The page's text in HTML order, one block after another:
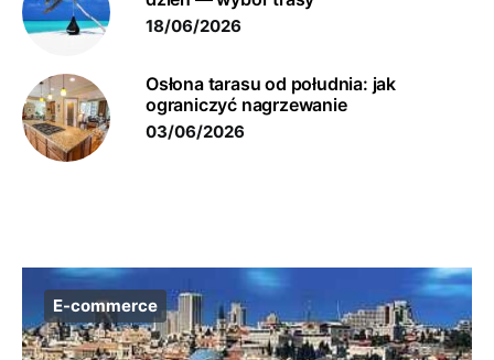
18/06/2026
Osłona tarasu od południa: jak
ograniczyć nagrzewanie
03/06/2026
E-commerce